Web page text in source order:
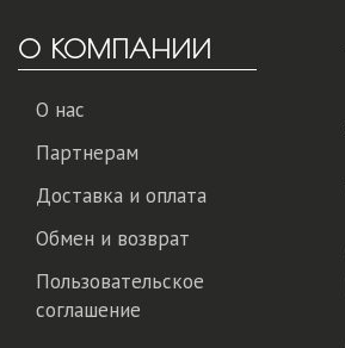
О КОМПАНИИ
О нас
Партнерам
Доставка и оплата
Обмен и возврат
Пользовательское
соглашение